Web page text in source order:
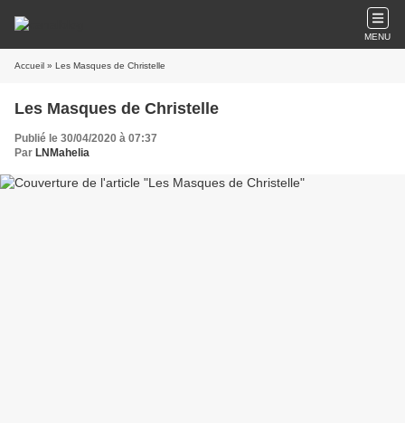
MENU
Accueil » Les Masques de Christelle
Les Masques de Christelle
Publié le 30/04/2020 à 07:37
Par LNMahelia